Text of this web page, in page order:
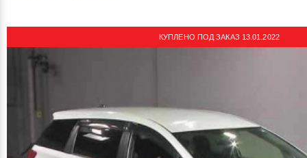
КУПЛЕНО ПОД ЗАКАЗ 13.01.2022